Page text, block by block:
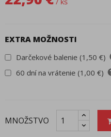
EXTRA MOŽNOSTI
Darčekové balenie (1,50 €)
60 dní na vrátenie (1,00 €)
MNOŽSTVO